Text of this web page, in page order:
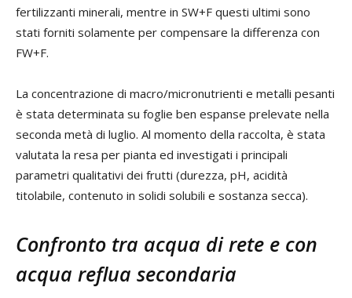
fertilizzanti minerali, mentre in SW+F questi ultimi sono
stati forniti solamente per compensare la differenza con
FW+F.
La concentrazione di macro/micronutrienti e metalli pesanti
è stata determinata su foglie ben espanse prelevate nella
seconda metà di luglio. Al momento della raccolta, è stata
valutata la resa per pianta ed investigati i principali
parametri qualitativi dei frutti (durezza, pH, acidità
titolabile, contenuto in solidi solubili e sostanza secca).
Confronto tra acqua di rete e con
acqua reflua secondaria